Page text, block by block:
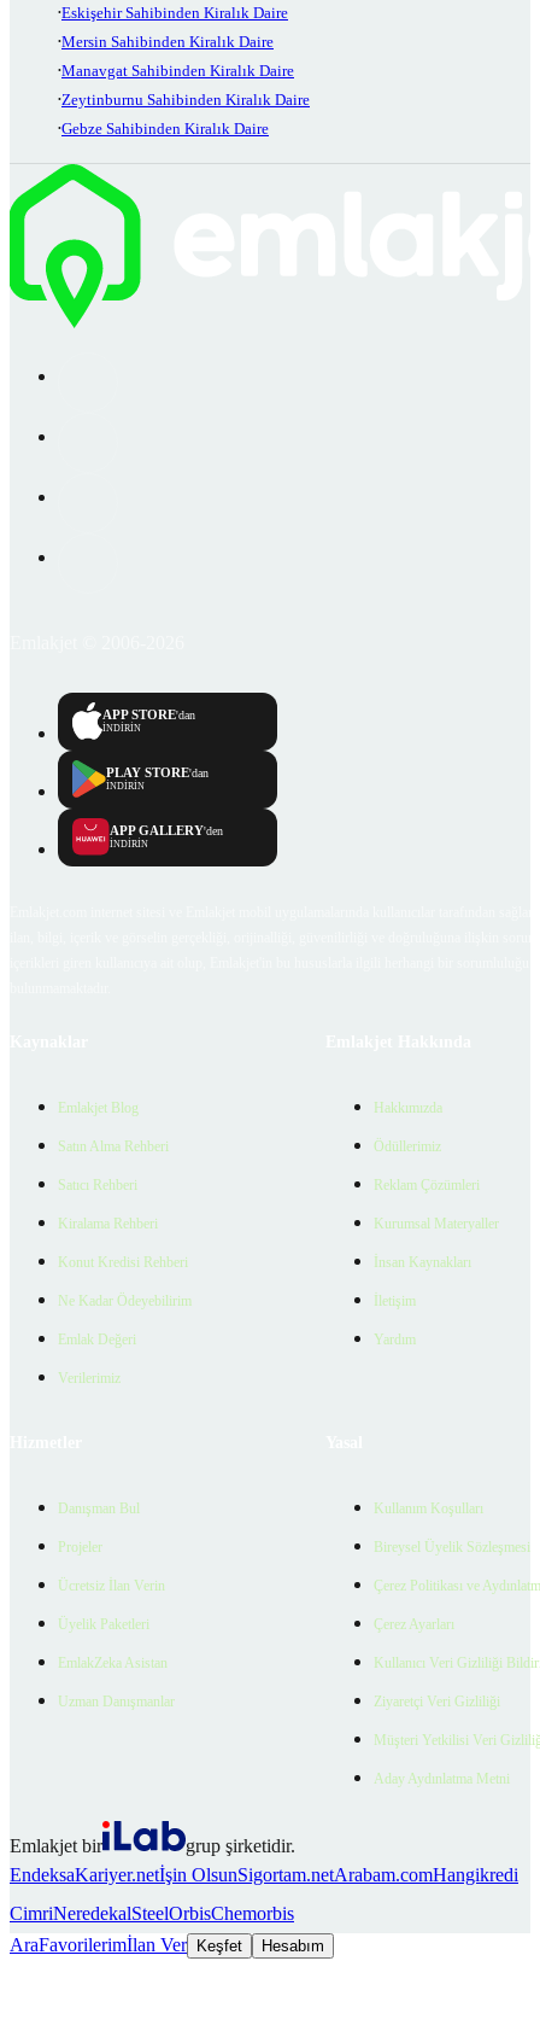
Eskişehir Sahibinden Kiralık Daire
Mersin Sahibinden Kiralık Daire
Manavgat Sahibinden Kiralık Daire
Zeytinburnu Sahibinden Kiralık Daire
Gebze Sahibinden Kiralık Daire
APP STORE'dan
İNDİRİN
PLAY STORE'dan
İNDİRİN
APP GALLERY'den
İNDİRİN
Emlakjet Blog
Satın Alma Rehberi
Satıcı Rehberi
Kiralama Rehberi
Konut Kredisi Rehberi
Ne Kadar Ödeyebilirim
Emlak Değeri
Verilerimiz
Hakkımızda
Ödüllerimiz
Reklam Çözümleri
Kurumsal Materyaller
İnsan Kaynakları
İletişim
Yardım
Danışman Bul
Projeler
Ücretsiz İlan Verin
Üyelik Paketleri
EmlakZeka Asistan
Uzman Danışmanlar
Kullanım Koşulları
Bireysel Üyelik Sözleşmesi
Çerez Politikası ve
Çerez Ayarları
Kullanıcı Veri Gizliliği
Ziyaretçi Veri Gizliliği
Müşteri Yetkilisi Veri
Aday Aydınlatma Metni
Emlakjet bir
grup şirketidir.
EndeksaKariyer.netİşin OlsunSigortam.netArabam.comHangikredi
CimriNeredekalSteelOrbisChemorbis
AraFavorilerimİlan Ver Keşfet Hesabım